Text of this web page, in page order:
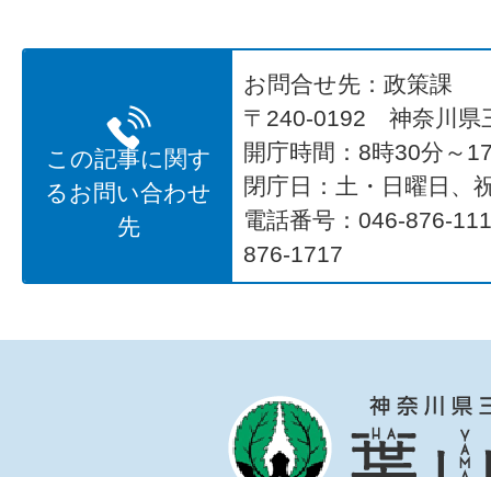
この記事に関す
るお問い合わせ
先
お問合せ先：政策課
〒240-0192 神奈川県
開庁時間：8時30分～
閉庁日：土・日曜日、
電話番号：046-876-
876-1717